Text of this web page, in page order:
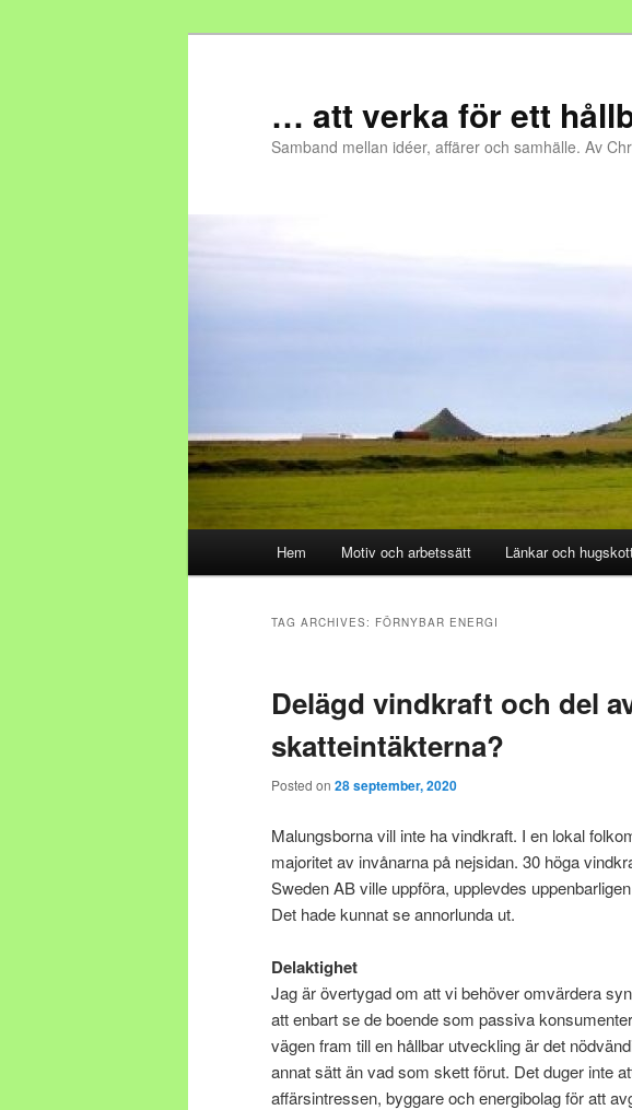
… att verka för ett
Samband mellan idéer, affärer och samhälle. Av
Skip to primary content
Skip to secondary content
Hem Motiv och arbetssätt Länkar och
TAG ARCHIVES: FÖRNYBAR ENERGI
Delägd vindkraft och del
skatteintäkterna?
Posted on 28 september, 2020
Malungsborna vill inte ha vindkraft. I en lokal
majoritet av invånarna på nejsidan. 30 höga
Sweden AB ville uppföra, upplevdes
Det hade kunnat se annorlunda ut.
Delaktighet
Jag är övertygad om att vi behöver omvärdera
att enbart se de boende som passiva
vägen fram till en hållbar utveckling är det
annat sätt än vad som skett förut. Det duger inte
affärsintressen, byggare och energibolag för att